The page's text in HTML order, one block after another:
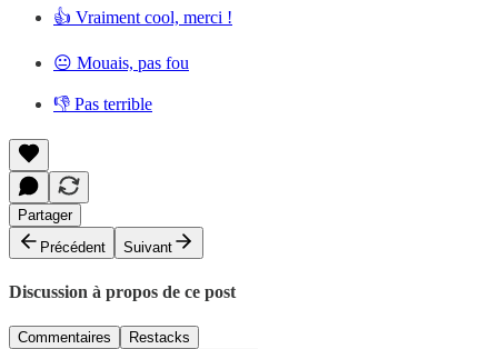
👍 Vraiment cool, merci !
😐 Mouais, pas fou
👎 Pas terrible
Partager
Précédent
Suivant
Discussion à propos de ce post
Commentaires Restacks